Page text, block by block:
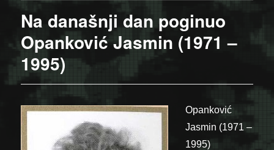
Na današnji dan poginuo
Opanković Jasmin (1971 –
1995)
Opanković
Jasmin (1971 –
1995)